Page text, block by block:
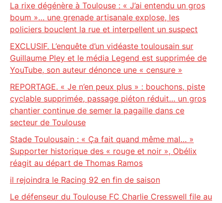
La rixe dégénère à Toulouse : « J’ai entendu un gros
boum »… une grenade artisanale explose, les
policiers bouclent la rue et interpellent un suspect
EXCLUSIF. L’enquête d’un vidéaste toulousain sur
Guillaume Pley et le média Legend est supprimée de
YouTube, son auteur dénonce une « censure »
REPORTAGE. « Je n’en peux plus » : bouchons, piste
cyclable supprimée, passage piéton réduit… un gros
chantier continue de semer la pagaille dans ce
secteur de Toulouse
Stade Toulousain : « Ça fait quand même mal… »
Supporter historique des « rouge et noir », Obélix
réagit au départ de Thomas Ramos
il rejoindra le Racing 92 en fin de saison
Le défenseur du Toulouse FC Charlie Cresswell file au